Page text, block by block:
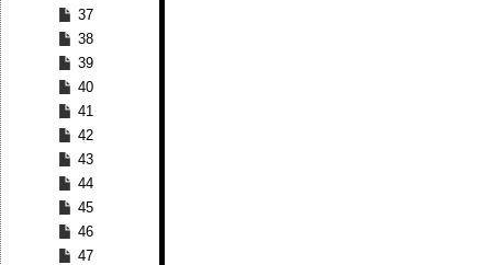
37
38
39
40
41
42
43
44
45
46
47